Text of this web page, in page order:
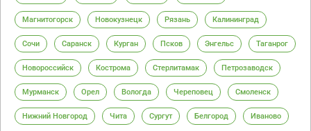
Магнитогорск Новокузнецк Рязань Калининград
Сочи Саранск Курган Псков Энгельс Таганрог
Новороссийск Кострома Стерлитамак Петрозаводск
Мурманск Орел Вологда Череповец Смоленск
Нижний Новгород Чита Сургут Белгород Иваново